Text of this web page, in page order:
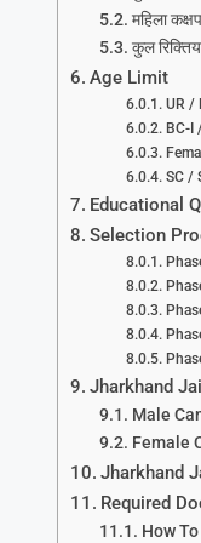
महिला
कुल
Age Limit
UR /
BC-I
SC /
Educational
Selection
Jharkhand
Male
Female
Jharkhand
Required
How